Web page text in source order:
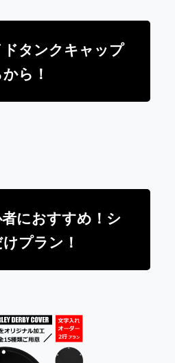
タンクキャップ
ら！
におすすめ！シ
プラン！